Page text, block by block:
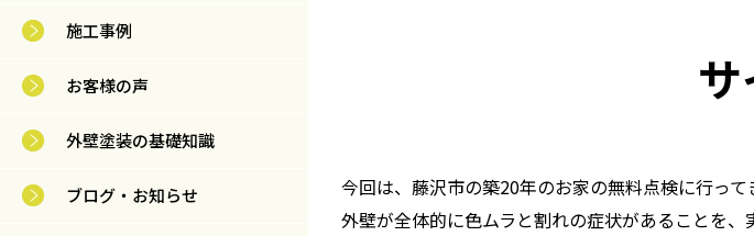
施工事例
お客様の声
外壁塗装の基礎知識
ブログ・お知らせ
今回は、藤沢市の築20年のお家の無料点検に行って
外壁が全体的に色ムラと割れの症状があることを